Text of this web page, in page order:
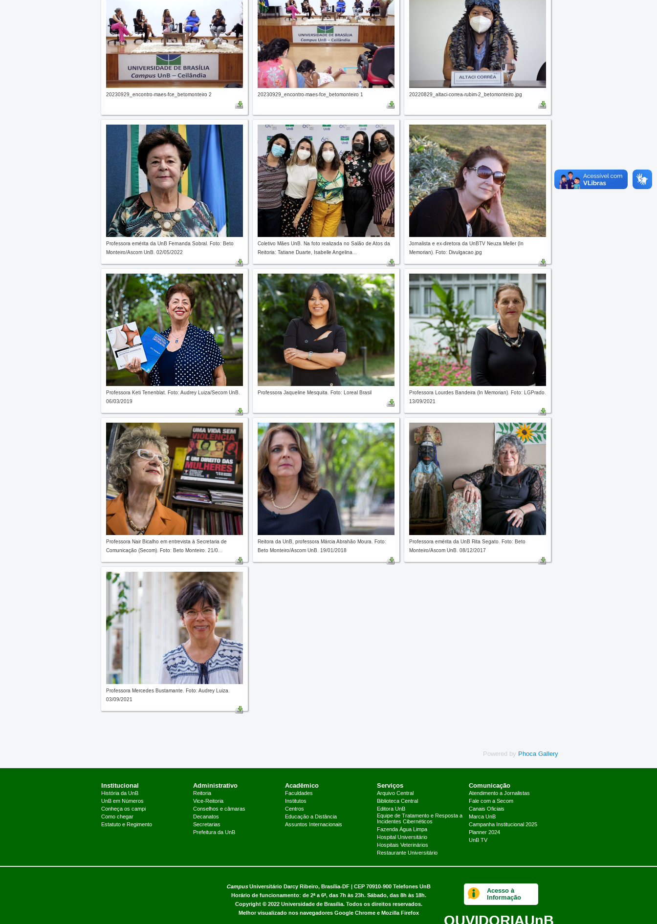
20230929_encontro-maes-fce_betomonteiro 2 20230929_encontro-maes-fce_betomonteiro 1 20220829_altaci-correa-rubim-2_betomonteiro.jpg
Professora emérita da UnB Fernanda Sobral. Foto: Beto
Monteiro/Ascom UnB. 02/05/2022
Coletivo Mães UnB. Na foto realizada no Salão de Atos da
Reitoria: Tatiane Duarte, Isabelle Angelina...
Jornalista e ex-diretora da UnBTV Neuza Meller (In
Memorian). Foto: Divulgacao.jpg
Professora Keti Tenenblat. Foto: Audrey Luiza/Secom UnB.
06/03/2019
Professora Jaqueline Mesquita. Foto: Loreal Brasil
Professora Lourdes Bandeira (In Memorian). Foto: LGPrado.
13/09/2021
Professora Nair Bicalho em entrevista à Secretaria de
Comunicação (Secom). Foto: Beto Monteiro. 21/0...
Reitora da UnB, professora Márcia Abrahão Moura. Foto:
Beto Monteiro/Ascom UnB. 19/01/2018
Professora emérita da UnB Rita Segato. Foto: Beto
Monteiro/Ascom UnB. 08/12/2017
Professora Mercedes Bustamante. Foto: Audrey Luiza.
03/09/2021
Powered by Phoca Gallery
Institucional
História da UnB
UnB em Números
Conheça os campi
Como chegar
Estatuto e Regimento
Administrativo
Reitoria
Vice-Reitoria
Conselhos e câmaras
Decanatos
Secretarias
Prefeitura da UnB
Acadêmico
Faculdades
Institutos
Centros
Educação a Distância
Assuntos Internacionais
Serviços
Arquivo Central
Biblioteca Central
Editora UnB
Equipe de Tratamento e Resposta a
Incidentes Cibernéticos
Fazenda Água Limpa
Hospital Universitário
Hospitais Veterinários
Restaurante Universitário
Comunicação
Atendimento a Jornalistas
Fale com a Secom
Canais Oficiais
Marca UnB
Campanha Institucional 2025
Planner 2024
UnB TV
CampusUniversitário Darcy Ribeiro, Brasília-DF | CEP 70910-900 Telefones UnB
Horário de funcionamento: de 2ª a 6ª, das 7h às 23h. Sábado, das 8h às 18h.
Copyright © 2022 Universidade de Brasília. Todos os direitos reservados.
Melhor visualizado nos navegadores Google Chrome e Mozilla Firefox
Acesso à
Informação
OUVIDORIAUnB